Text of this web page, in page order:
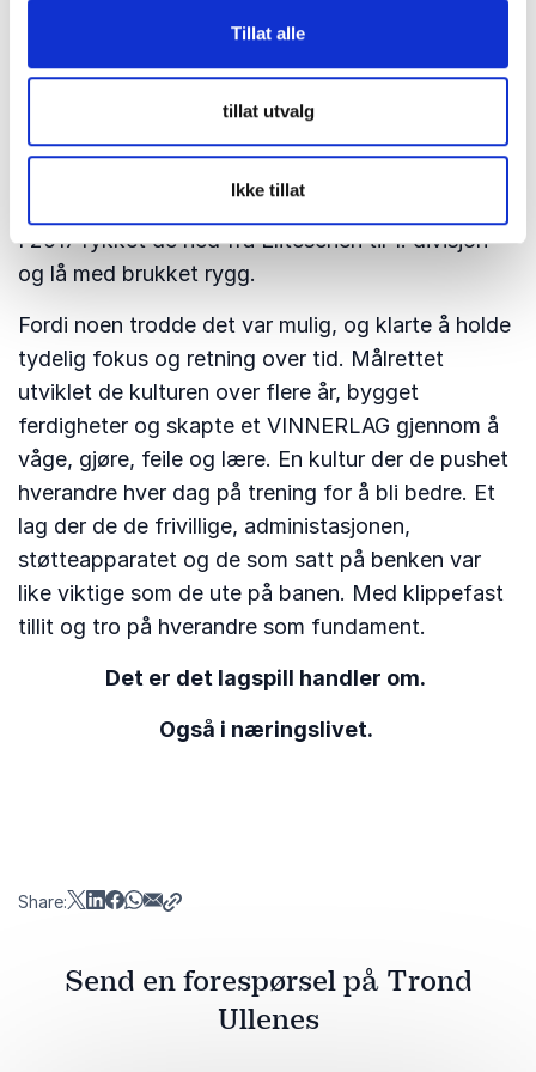
Tillat alle
tillat utvalg
Ikke tillat
Hvordan kunne Viking vinne seriegull i fotball i
I 2017 rykket de ned fra Eliteserien til 1. divisjon
og lå med brukket rygg.
Fordi noen trodde det var mulig, og klarte å holde
tydelig fokus og retning over tid. Målrettet
utviklet de kulturen over flere år, bygget
ferdigheter og skapte et VINNERLAG gjennom å
våge, gjøre, feile og lære. En kultur der de pushet
hverandre hver dag på trening for å bli bedre. Et
lag der de de frivillige, administasjonen,
støtteapparatet og de som satt på benken var
like viktige som de ute på banen. Med klippefast
tillit og tro på hverandre som fundament.
Det er det lagspill handler om.
Også i næringslivet.
Share:
Send en forespørsel på Trond
Ullenes